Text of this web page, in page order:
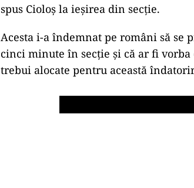
spus Cioloș la ieșirea din secție.
Acesta i-a îndemnat pe români să se
cinci minute în secție și că ar fi
trebui alocate pentru această